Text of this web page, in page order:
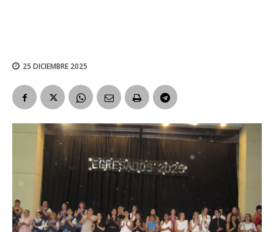
25 DICIEMBRE 2025